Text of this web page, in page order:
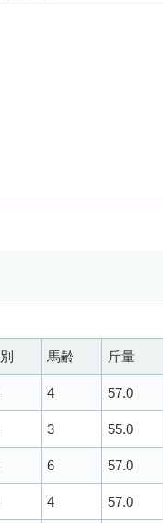
馬齢 斤量
4 57.0
3 55.0
6 57.0
4 57.0